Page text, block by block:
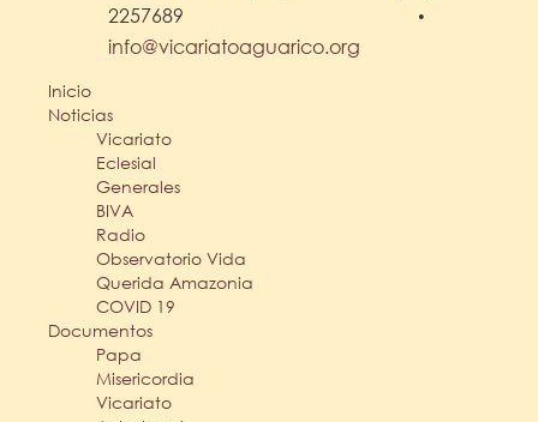
2257689 •
info@vicariatoaguarico.org
Inicio
Noticias
Vicariato
Eclesial
Generales
BIVA
Radio
Observatorio Vida
Querida Amazonia
COVID 19
Documentos
Papa
Misericordia
Vicariato